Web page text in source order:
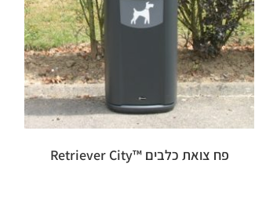
פח צואת כלבים ™Retriever City